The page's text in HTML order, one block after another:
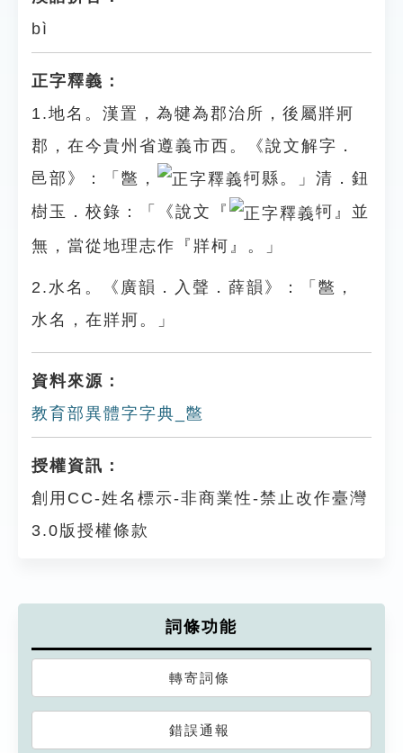
bì
正字釋義：
1.地名。漢置，為犍為郡治所，後屬牂牁
郡，在今貴州省遵義市西。《說文解字．
邑部》：「鄨，
牱縣。」清．鈕
樹玉．校錄：「《說文『
牱』並
無，當從地理志作『牂柯』。」
2.水名。《廣韻．入聲．薛韻》：「鄨，
水名，在牂牁。」
資料來源：
教育部異體字字典_鄨
授權資訊：
創用CC-姓名標示-非商業性-禁止改作臺灣
3.0版授權條款
詞條功能
轉寄詞條
錯誤通報